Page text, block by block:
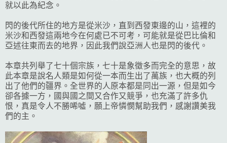
就以此為紀念。
閃的後代所住的地方是從米沙，直到西發東邊的山，這裡的
米沙和西發這兩地今在何處已不可考，可能就是從巴比倫和
亞述往東而去的地界，因此我們說亞洲人也是閃的後代。
本章共列舉了七十個宗族，七十是象徵多而完全的意思，故
此本章是說名人類是如何從一本而生出了萬族，也大概的列
出了他們的疆界。全世界的人原本都是同出一源，但是如今
卻各據一方，國與國之間又合作又競爭，也充滿了許多仇
恨，真是令人不勝唏噓，願上帝憐憫幫助我們，感謝讚美我
們的主。